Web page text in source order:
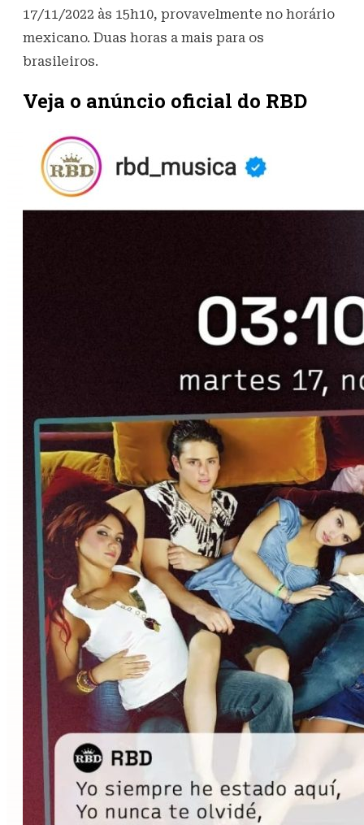
17/11/2022 às 15h10, provavelmente no horário
mexicano. Duas horas a mais para os
brasileiros.
Veja o anúncio oficial do RBD